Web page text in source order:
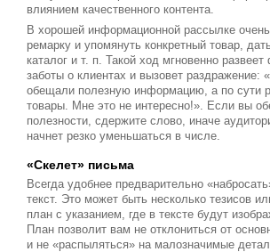
влиянием качественного контента.
В хорошей информационной рассылке
ремарку и упомянуть конкретный товар,
каталог и т. п. Такой ход мгновенно
заботы о клиентах и вызовет раздражение:
обещали полезную информацию, а по сути
товары. Мне это не интересно!». Если вы
полезности, сдержите слово, иначе
начнет резко уменьшаться в числе.
«Скелет» письма
Всегда удобнее предварительно
текст. Это может быть несколько тезисов
план с указанием, где в тексте будут
План позволит вам не отклониться от
и не «распыляться» на малозначимые